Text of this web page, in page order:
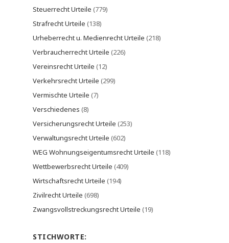
Steuerrecht Urteile (779)
Strafrecht Urteile (138)
Urheberrecht u. Medienrecht Urteile (218)
Verbraucherrecht Urteile (226)
Vereinsrecht Urteile (12)
Verkehrsrecht Urteile (299)
Vermischte Urteile (7)
Verschiedenes (8)
Versicherungsrecht Urteile (253)
Verwaltungsrecht Urteile (602)
WEG Wohnungseigentumsrecht Urteile (118)
Wettbewerbsrecht Urteile (409)
Wirtschaftsrecht Urteile (194)
Zivilrecht Urteile (698)
Zwangsvollstreckungsrecht Urteile (19)
STICHWORTE: